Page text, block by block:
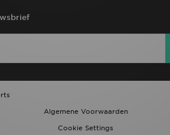
Algemene Voorwaarden
Cookie Settings